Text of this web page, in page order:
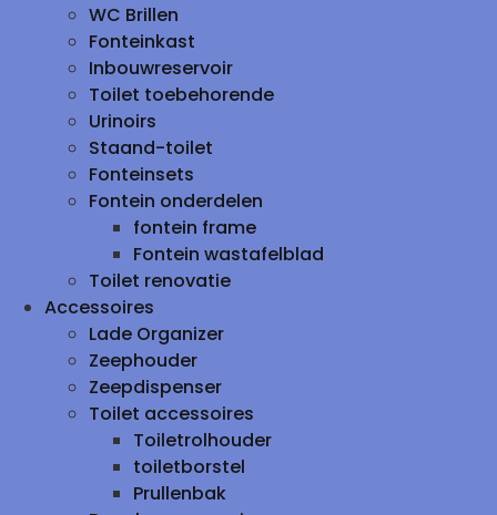
WC Brillen
Fonteinkast
Inbouwreservoir
Toilet toebehorende
Urinoirs
Staand-toilet
Fonteinsets
Fontein onderdelen
fontein frame
Fontein wastafelblad
Toilet renovatie
Accessoires
Lade Organizer
Zeephouder
Zeepdispenser
Toilet accessoires
Toiletrolhouder
toiletborstel
Prullenbak